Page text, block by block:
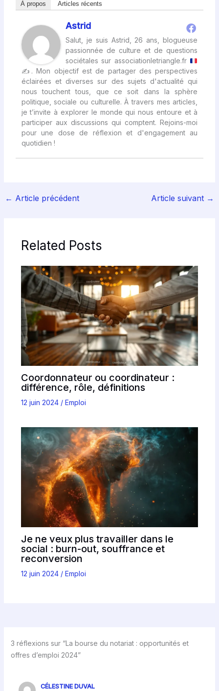
À propos Articles récents
Astrid
Salut, je suis Astrid, 26 ans, blogueuse
passionnée de culture et de questions
sociétales sur associationletriangle.fr
✍ . Mon objectif est de partager des perspectives
éclairées et diverses sur des sujets d'actualité qui
nous touchent tous, que ce soit dans la sphère
politique, sociale ou culturelle. À travers mes articles,
je t’invite à explorer le monde qui nous entoure et à
participer aux discussions qui comptent. Rejoins-moi
pour une dose de réflexion et d'engagement au
quotidien !
← Article précédent Article suivant →
Related Posts
Coordonnateur ou coordinateur :
différence, rôle, définitions
12 juin 2024 / Emploi
Je ne veux plus travailler dans le
social : burn-out, souffrance et
reconversion
12 juin 2024 / Emploi
3 réflexions sur “La bourse du notariat : opportunités et
offres d’emploi 2024”
CÉLESTINE DUVAL